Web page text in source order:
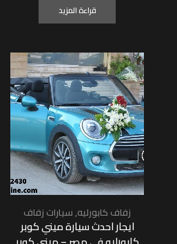
قراءة المزيد
زفاف كابورليه,سيارات زفاف
ايجار احدث سيارة ميني كوبر